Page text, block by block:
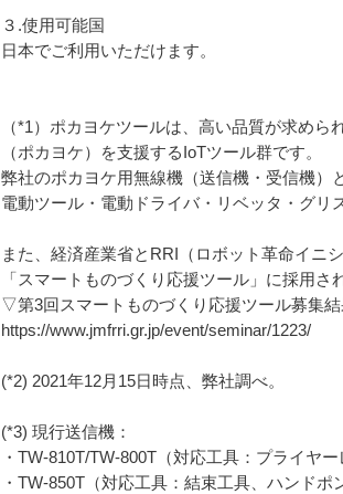
３.使用可能国
日本でご利用いただけます。
（*1）ポカヨケツールは、高い品質が求め
（ポカヨケ）を支援するIoTツール群です。
弊社のポカヨケ用無線機（送信機・受信機）
電動ツール・電動ドライバ・リベッタ・グリ
また、経済産業省とRRI（ロボット革命イニ
「スマートものづくり応援ツール」に採用さ
▽第3回スマートものづくり応援ツール募集結
https://www.jmfrri.gr.jp/event/seminar/1223/
(*2) 2021年12月15日時点、弊社調べ。
(*3) 現行送信機：
・TW-810T/TW-800T（対応工具：プライヤ
・TW-850T（対応工具：結束工具、ハンドポ